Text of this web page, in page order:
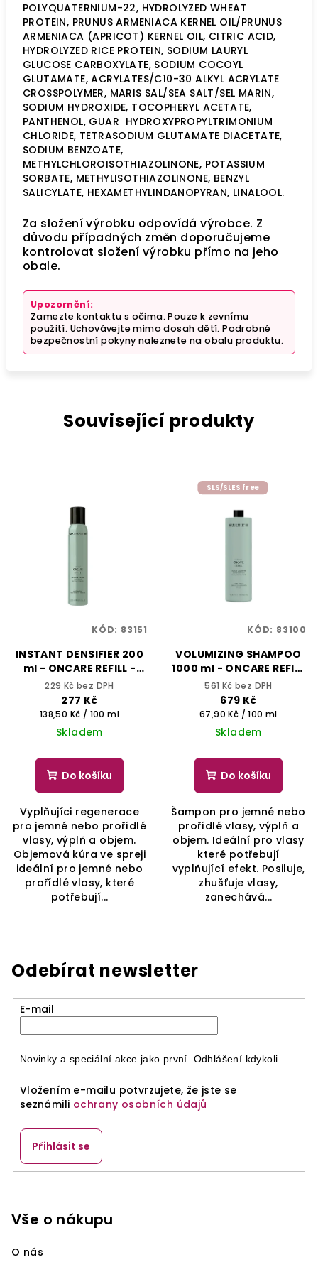
POLYQUATERNIUM-22, HYDROLYZED WHEAT
PROTEIN, PRUNUS ARMENIACA KERNEL OIL/PRUNUS
ARMENIACA (APRICOT) KERNEL OIL, CITRIC ACID,
HYDROLYZED RICE PROTEIN, SODIUM LAURYL
GLUCOSE CARBOXYLATE, SODIUM COCOYL
GLUTAMATE, ACRYLATES/C10-30 ALKYL ACRYLATE
CROSSPOLYMER, MARIS SAL/SEA SALT/SEL MARIN,
SODIUM HYDROXIDE, TOCOPHERYL ACETATE,
PANTHENOL, GUAR HYDROXYPROPYLTRIMONIUM
CHLORIDE, TETRASODIUM GLUTAMATE DIACETATE,
SODIUM BENZOATE,
METHYLCHLOROISOTHIAZOLINONE, POTASSIUM
SORBATE, METHYLISOTHIAZOLINONE, BENZYL
SALICYLATE, HEXAMETHYLINDANOPYRAN, LINALOOL.
Za složení výrobku odpovídá výrobce. Z
důvodu případných změn doporučujeme
kontrolovat složení výrobku přímo na jeho
obale.
Upozornění:
Zamezte kontaktu s očima. Pouze k zevnímu
použití. Uchovávejte mimo dosah dětí. Podrobné
bezpečnostní pokyny naleznete na obalu produktu.
Související produkty
INSTANT DENSIFIER 200
ml - ONCARE REFILL -
SELECTIVE
PROFESSIONAL
229 Kč bez DPH
277 Kč
Měrná
cena:
138,50 Kč / 100 ml
Skladem
Do košíku
Vyplňujíci regenerace
pro jemné nebo prořídlé
vlasy, výplň a objem.
Objemová kúra ve spreji
ideální pro jemné nebo
prořídlé vlasy, které
potřebují...
KÓD: 83151
SLS/SLES free
VOLUMIZING SHAMPOO
1000 ml - ONCARE REFILL
- SELECTIVE
PROFESSIONAL
561 Kč bez DPH
679 Kč
Měrná
cena:
67,90 Kč / 100 ml
Skladem
Do košíku
Šampon pro jemné nebo
prořídlé vlasy, výplň a
objem. Ideální pro vlasy
které potřebují
vyplňující efekt. Posiluje,
zhušťuje vlasy,
zanechává...
KÓD: 83100
Odebírat newsletter
E-mail
Novinky a speciální akce jako první. Odhlášení kdykoli.
Vložením e-mailu potvrzujete, že jste se
seznámili ochrany osobních údajů
Přihlásit se
Vše o nákupu
O nás